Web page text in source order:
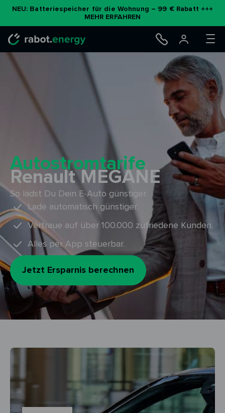
NEU: Batteriespeicher für die Wohnung – 99 € Rabatt +++
MEHR ERFAHREN
Autostromtarife
Renault MEGANE
So lädst Du Dein E-Auto günstiger.
Lade automatisch günstiger.
Vertraue auf über 100.000 zufriedene Kunden.
Alles per App steuerbar.
Jetzt Ersparnis berechnen
Zum
Inhalt
springen